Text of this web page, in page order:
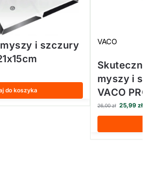
i szczury
do koszyka
VACO
myszy i
VACO
26,00zł 25,99 zł